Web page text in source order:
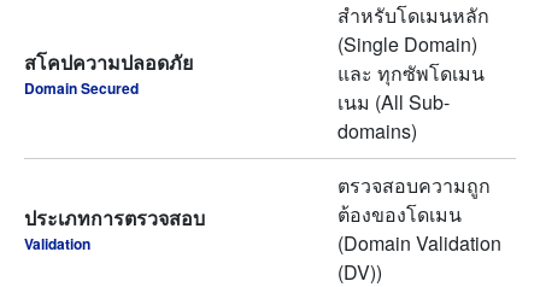
สโคปความปลอดภัย
Domain Secured
สำหรับโดเมนหลัก
(Single Domain)
และ ทุกซัพโดเมน
เนม (All Sub-
domains)
ประเภทการตรวจสอบ
Validation
ตรวจสอบความถูก
ต้องของโดเมน
(Domain Validation
(DV))